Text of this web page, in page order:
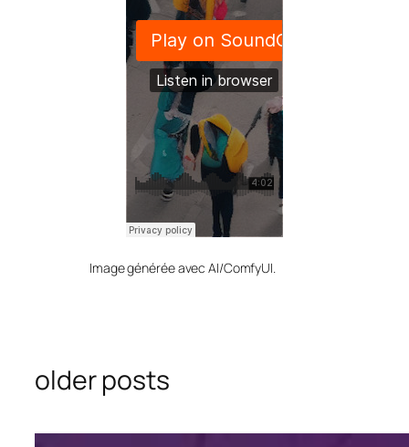
Image générée avec AI/ComfyUI.
older posts